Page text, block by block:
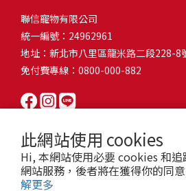
此網站使用 cookies
Hi, 本網站使用必要 cookies 和
網站服務，後者將在獲得你的同
解更多
尿尿？A: 建立固定如廁時間表，成功時
密切監督。意外發生時不責罵，使用專
一直吠叫怎麼辦？A: 找出原因（尋求注
「安靜」指令，停止吠叫時獎勵。避免
向獎勵比懲罰更有效且健康。懲罰可能
狗狗怎麼辦？A: 循序漸進社交化，從友
正面經驗後給予獎勵。考慮參加專業幼
慮要如何處理？A: 練習短暫分離，逐漸
調。提供能分散注意力的玩具，建立可
有血絲、異味特別重，那就要小心可能
蟲、球蟲）或腸胃炎、腸道疾病。這類
下來甚至可能造成貓咪消瘦、免疫力下
月一次，成貓每 3~6 個月一次）。觀察
嘔吐、食慾下降，務必儘早就醫。重點
天，或糞便異常，應立即帶去獸醫院檢
壓力影響腸胃壓力不只影響人類，也會
張、焦慮、驚嚇（如煙火聲、大聲喧嘩
尤其是個性敏感的貓咪，對變化的適應
就先「罷工」。減少壓力來源，盡量讓
髮打結和皮膚問題。建議週期：短毛貓
2-3天梳一次。挑選合適的梳具也很重要
或專用脫毛梳，依照毛質選擇。記得將
不僅能增加你們的互動時間，也讓貓咪
貓掉毛方法2：定期洗澡「貓咪會自己清
其實不完全正確哦！適當的洗澡能幫助
澡頻率不宜過高，一般室內貓咪1-3個月
而會造成皮膚乾燥。選擇專為貓咪設計
完全吹乾，避免濕毛造成皮膚問題。如
花費3：貓跳台貓咪雖然不需要外出進行
放高度適合的貓跳台提供貓咪玩耍，貓
咪對於環境的安全感。一次性養貓用品
用品，可選擇合適貓咪體型大小，不宜
想，需要準備一個能夠讓牠們放肆磨爪
時，外出籠就非常重要，平常也可以適
緊急情況時，貓咪過度抗拒。總結來說
費用大約落在 $ 7900~ $ 11600不等。雖
聯信寵物有限公司
統一編號：24962961
地址：新北市八里區龍米路二段228-8
免付費專線：0800-000-882